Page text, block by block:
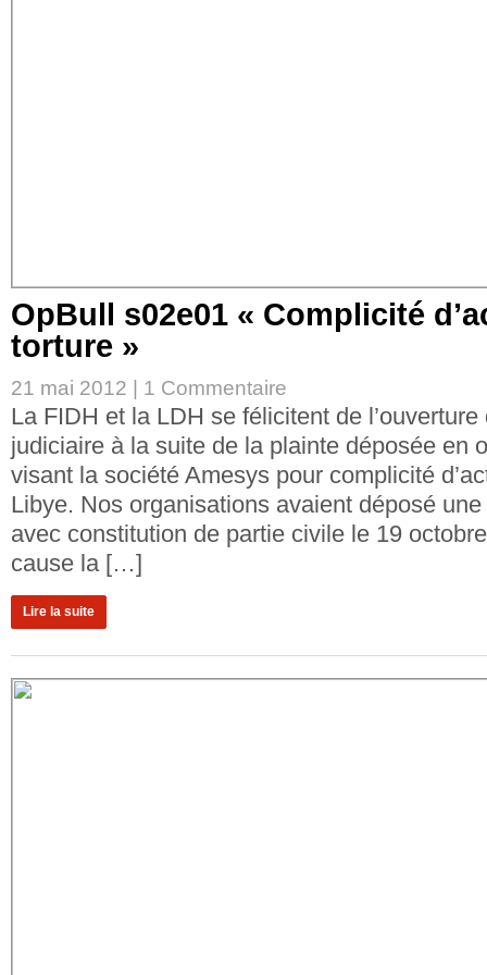
OpBull s02e01 « Complicité
torture »
21 mai 2012 | 1 Commentaire
La FIDH et la LDH se félicitent de l’ouverture
judiciaire à la suite de la plainte déposée en
visant la société Amesys pour complicité
Libye. Nos organisations avaient déposé
avec constitution de partie civile le 19
cause la […]
Lire la suite